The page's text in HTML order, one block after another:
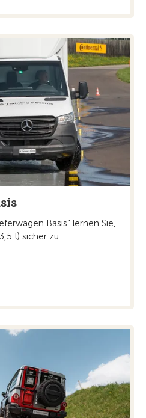
Basis“ lernen Sie,
t) sicher zu ...